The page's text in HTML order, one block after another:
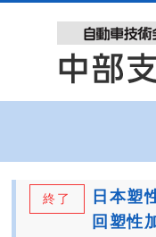
終了
日本塑
回塑性